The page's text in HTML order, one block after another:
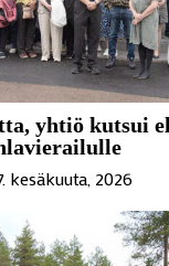
yhtiö kutsui
kesäkuuta, 2026